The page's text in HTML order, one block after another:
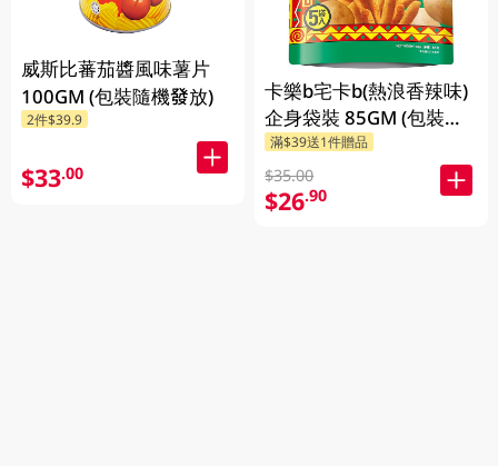
威斯比蕃茄醬風味薯片
100GM (包裝隨機發放)
2件$39.9
$33.00
卡樂b宅卡b(熱浪香辣味)
企身袋裝 85GM (包裝隨
機發放)
滿$39送1件贈品
$35.00
$26.90